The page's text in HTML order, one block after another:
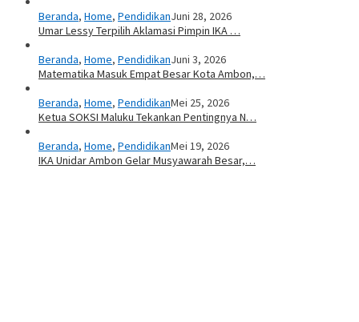
Beranda, Home, PendidikanJuni 28, 2026
Umar Lessy Terpilih Aklamasi Pimpin IKA …
Beranda, Home, PendidikanJuni 3, 2026
Matematika Masuk Empat Besar Kota Ambon,…
Beranda, Home, PendidikanMei 25, 2026
Ketua SOKSI Maluku Tekankan Pentingnya N…
Beranda, Home, PendidikanMei 19, 2026
IKA Unidar Ambon Gelar Musyawarah Besar,…